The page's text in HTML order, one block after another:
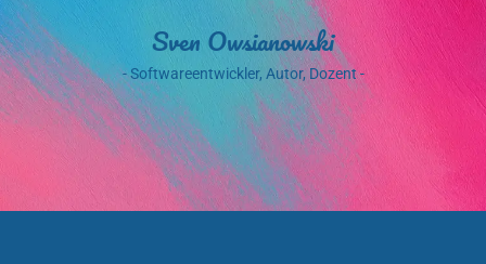
Sven Owsianowski
- Softwareentwickler, Autor, Dozent -